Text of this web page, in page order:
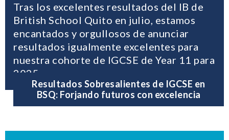
Tras los excelentes resultados del IB de
British School Quito en julio, estamos
encantados y orgullosos de anunciar
resultados igualmente excelentes para
nuestra cohorte de IGCSE de Year 11 para
2025
Resultados Sobresalientes de IGCSE en
BSQ: Forjando futuros con excelencia